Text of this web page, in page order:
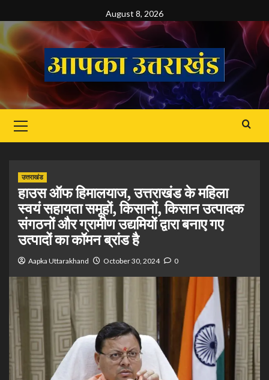
to
content
August 8, 2026
Menu
उत्तराखंड
हाउस ऑफ हिमालयाज, उत्तराखंड के महिला
स्वयं सहायता समूहों, किसानों, किसान उत्पादक
संगठनों और ग्रामीण उद्यमियों द्वारा बनाए गए
उत्पादों का कॉमन ब्रांड है
Aapka Uttarakhand October 30, 2024 0